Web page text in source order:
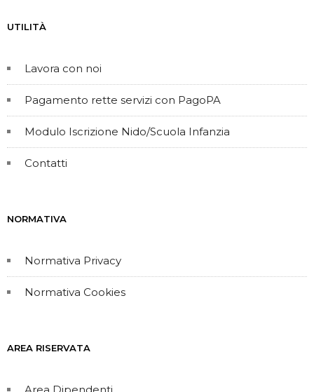
UTILITÀ
Lavora con noi
Pagamento rette servizi con PagoPA
Modulo Iscrizione Nido/Scuola Infanzia
Contatti
NORMATIVA
Normativa Privacy
Normativa Cookies
AREA RISERVATA
Area Dipendenti